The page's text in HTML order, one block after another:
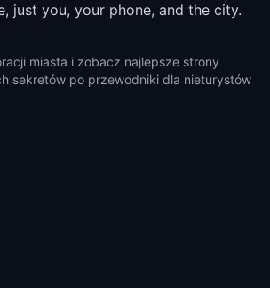
just you, your phone, and the city.
miasta i zobacz najlepsze strony
sekretów po przewodniki dla nieturystów